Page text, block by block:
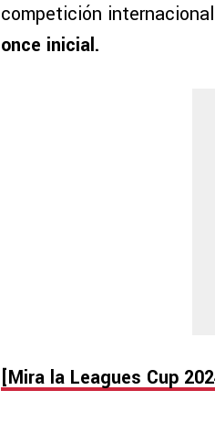
competición
once inicial.
[Mira la Leagues Cup